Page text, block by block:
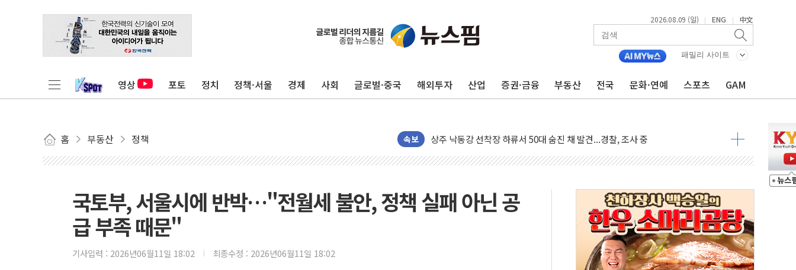
2026.08.09 (일) | ENG | 中文
패밀리 사이트
영상 포토 정치 정책·서울 경제 사회 글로벌·중국 해외투자 산업 증권·금융 부동산 전국 문화·연예 스포츠 GAM
홈 부동산 정책 속보
평택 진위면 공장서 질식사고 발생…작업자 1명 숨져
포항 블루밸리 국가산단에 '철강 AI융합실증센터' 들어선다
[종합] 김민석, 정청래에 누적 1.48%p 차 선두 유지...金 46.01% vs 鄭 44.53%
민주당 경북도당위원장에 오중기 당선...합산득표율 68.63%
김민석, 강원·대구·경북 경선서 정청래에 승리…金 48.54% vs 鄭 44.40%
[속보] 민주, 강원·대구·경북 경선 결과...김민석 48.54% 정청래 44.40%
[속보] 민주, 경북 경선 결과 발표...김민석 47.37% 정청래 45.71% 송영길 6.92%
[속보] 민주, 대구 경선 결과 발표...정청래 47.82% 김민석 46.35% 송영길 5.83%
[속보] 민주, 강원 경선 결과 발표...김민석 50.30% 정청래 41.94% 송영길 7.76%
국토부, 서울시에 반박…"전월세 불안, 정책 실패 아닌 공
급 부족 때문"
기사입력 : 2026년06월11일 18:02 최종수정 : 2026년06월11일 18:02